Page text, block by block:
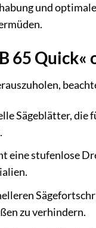
und
65 Quick«
Sägeblätter, die
eine stufenlose
zu verhindern.